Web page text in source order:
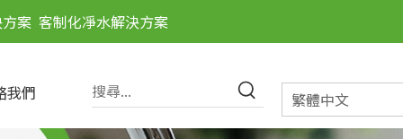
案 客制化凈水解決方案
我們 繁體中文